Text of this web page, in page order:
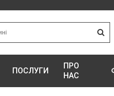
ПОСЛУГИ
ПРО
НАС